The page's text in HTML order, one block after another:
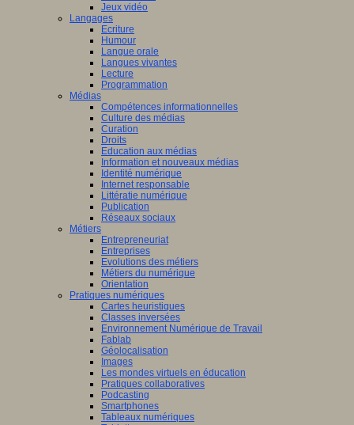
Jeux vidéo
Langages
Ecriture
Humour
Langue orale
Langues vivantes
Lecture
Programmation
Médias
Compétences informationnelles
Culture des médias
Curation
Droits
Education aux médias
Information et nouveaux médias
Identité numérique
Internet responsable
Littératie numérique
Publication
Réseaux sociaux
Métiers
Entrepreneuriat
Entreprises
Evolutions des métiers
Métiers du numérique
Orientation
Pratiques numériques
Cartes heuristiques
Classes inversées
Environnement Numérique de Travail
Fablab
Géolocalisation
Images
Les mondes virtuels en éducation
Pratiques collaboratives
Podcasting
Smartphones
Tableaux numériques